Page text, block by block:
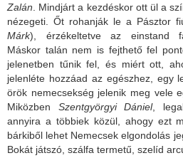
Zalán . Mindjárt a kezdéskor ott ül a
nézegeti. Őt rohanják le a Pásztor
Márk), érzékeltetve az einstand
Máskor talán nem is fejthető fel
jelenetben tűnik fel, és miért ott,
jelenléte hozzáad az egészhez, egy
örök nemecsekség jelenik meg vele
Miközben Szentgyörgyi Dániel,
annyira a többiek közül, ahogy ezt
bárkiből lehet Nemecsek elgondolás
Bokát játszó, szálfa termetű, szelíd